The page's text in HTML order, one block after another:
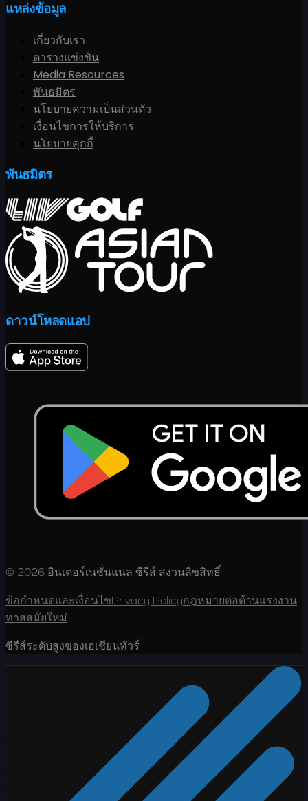
แหล่งข้อมูล
เกี่ยวกับเรา
ตารางแข่งขัน
Media Resources
พันธมิตร
นโยบายความเป็นส่วนตัว
เงื่อนไขการให้บริการ
นโยบายคุกกี้
พันธมิตร
ดาวน์โหลดแอป
© 2026 อินเตอร์เนชั่นแนล ซีรีส์ สงวนลิขสิทธิ์
ข้อกำหนดและเงื่อนไขPrivacy Policyกฎหมายต่อต้านแรงงาน
ทาสสมัยใหม่
ซีรีส์ระดับสูงของเอเชียนทัวร์